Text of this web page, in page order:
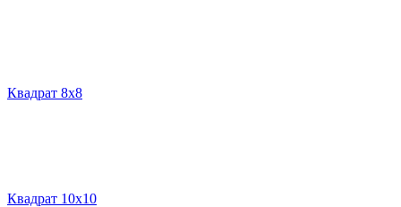
Квадрат 8х8
Квадрат 10х10